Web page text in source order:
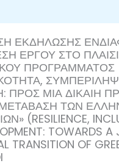
ΕΚΔΗΛΩΣΗΣ
ΕΡΓΟΥ ΣΤΟ
ΠΡΟΓΡΑΜΜΑΤΟΣ
ΠΡΟΣ ΜΙΑ ΔΙΚΑΙΗ
ΤΩΝ
(RESILIENCE,
TOWARDS A
TRANSITION OF